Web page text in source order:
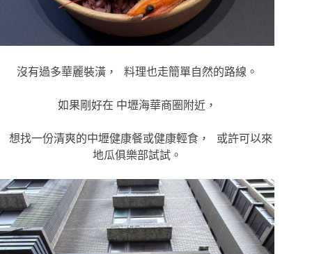
沒有過多華麗裝潢， 料理也走簡單自然的路線。
如果剛好在 中壢海華商圈附近，
想找一份清爽的中壢健康餐或健康輕食， 或許可以來
地瓜俱樂部試試。